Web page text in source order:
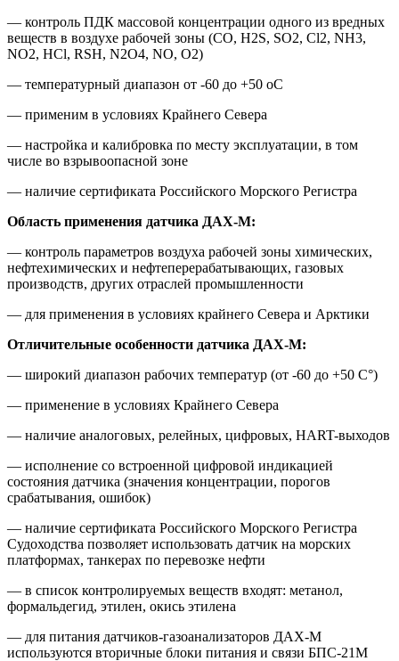
— контроль ПДК массовой концентрации одного из вредных
веществ в воздухе рабочей зоны (CO, H2S, SO2, Cl2, NH3,
NO2, HCl, RSH, N2O4, NO, O2)
— температурный диапазон от -60 до +50 оС
— применим в условиях Крайнего Севера
— настройка и калибровка по месту эксплуатации, в том
числе во взрывоопасной зоне
— наличие сертификата Российского Морского Регистра
Область применения датчика ДАХ-М:
— контроль параметров воздуха рабочей зоны химических,
нефтехимических и нефтеперерабатывающих, газовых
производств, других отраслей промышленности
— для применения в условиях крайнего Севера и Арктики
Отличительные особенности датчика ДАХ-М:
— широкий диапазон рабочих температур (от -60 до +50 С°)
— применение в условиях Крайнего Севера
— наличие аналоговых, релейных, цифровых, HART-выходов
— исполнение со встроенной цифровой индикацией
состояния датчика (значения концентрации, порогов
срабатывания, ошибок)
— наличие сертификата Российского Морского Регистра
Судоходства позволяет использовать датчик на морских
платформах, танкерах по перевозке нефти
— в список контролируемых веществ входят: метанол,
формальдегид, этилен, окись этилена
— для питания датчиков-газоанализаторов ДАХ-М
используются вторичные блоки питания и связи БПС-21М